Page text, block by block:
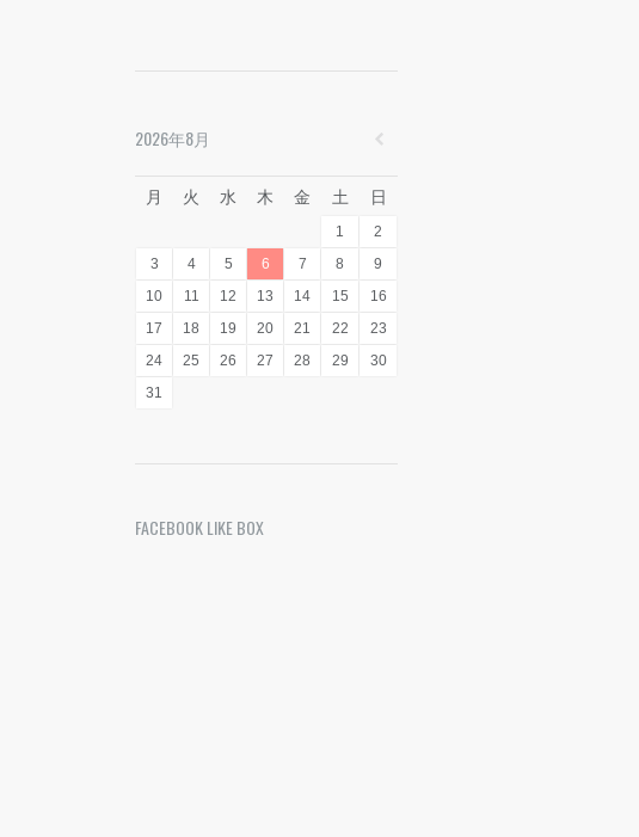
2026年8月
月 火 水 木 金 土 日
1
2
3
4 5 6 7 8
9
10
11 12 13 14 15
16
17
18 19 20 21 22
23
24
25 26 27 28 29
30
31
FACEBOOK LIKE BOX